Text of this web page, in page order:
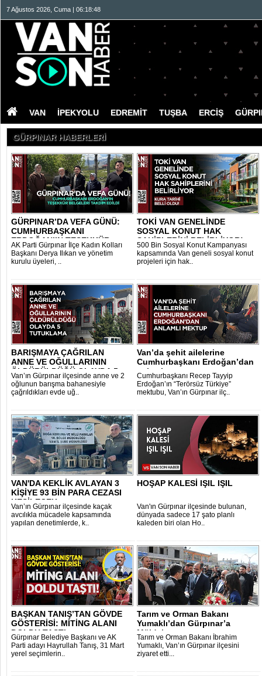
7 Ağustos 2026, Cuma | 06:18:48
VAN İPEKYOLU EDREMİT TUŞBA ERCİŞ
GÜRPINAR HABERLERİ
GÜRPINAR’DA VEFA GÜNÜ:
CUMHURBAŞKANI
ERDOĞAN’IN TEŞEKKÜR
BEL..
AK Parti Gürpınar İlçe Kadın Kolları
Başkanı Derya Ilıkan ve yönetim
kurulu üyeleri, ..
TOKİ VAN GENELİNDE
SOSYAL KONUT HAK
SAHİPLERİNİ BELİRLİYOR!..
500 Bin Sosyal Konut Kampanyası
kapsamında Van geneli sosyal konut
projeleri için hak..
BARIŞMAYA ÇAĞRILAN
ANNE VE OĞULLARININ
ÖLDÜRÜLDÜĞÜ OLAYDA 5 ..
Van’ın Gürpınar ilçesinde anne ve 2
oğlunun barışma bahanesiyle
çağrıldıkları evde uğ..
Van’da şehit ailelerine
Cumhurbaşkanı Erdoğan’dan
anlamlı me..
Cumhurbaşkanı Recep Tayyip
Erdoğan’ın “Terörsüz Türkiye”
mektubu, Van’ın Gürpınar ilç..
VAN'DA KEKLİK AVLAYAN 3
KİŞİYE 93 BİN PARA CEZASI
KESİLECEK..
Van’ın Gürpınar ilçesinde kaçak
avcılıkla mücadele kapsamında
yapılan denetimlerde, k..
HOŞAP KALESİ IŞIL IŞIL
Van'ın Gürpınar ilçesinde bulunan,
dünyada sadece 17 şato planlı
kaleden biri olan Ho..
BAŞKAN TANIŞ’TAN GÖVDE
GÖSTERİSİ: MİTİNG ALANI
DOLDU TAŞTI..
Gürpınar Belediye Başkanı ve AK
Parti adayı Hayrullah Tanış, 31 Mart
yerel seçimlerin..
Tarım ve Orman Bakanı
Yumaklı’dan Gürpınar’a
Müjdeler..
Tarım ve Orman Bakanı İbrahim
Yumaklı, Van’ın Gürpınar ilçesini
ziyaret etti...